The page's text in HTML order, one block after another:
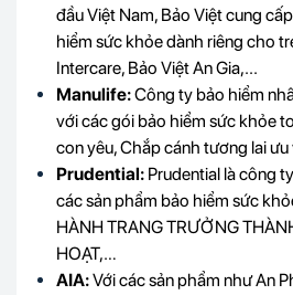
đầu Việt Nam, Bảo Việt cung
hiểm sức khỏe dành riêng cho
Intercare, Bảo Việt An Gia,...
Manulife:Công ty bảo hiểm
với các gói bảo hiểm sức khỏe
con yêu, Chắp cánh tương lai ưu
Prudential: Prudential là công
các sản phẩm bảo hiểm sức
HÀNH TRANG TRƯỞNG
HOẠT,…
AIA:Với các sản phẩm như An